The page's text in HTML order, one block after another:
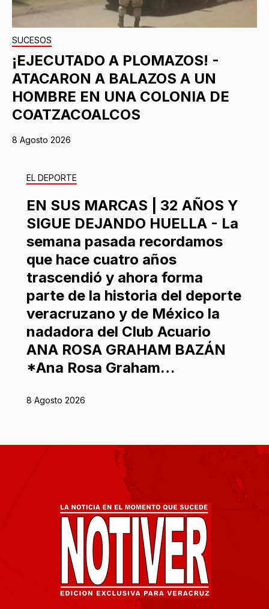
SUCESOS
¡EJECUTADO A PLOMAZOS! -
ATACARON A BALAZOS A UN
HOMBRE EN UNA COLONIA DE
COATZACOALCOS
8 Agosto 2026
EL DEPORTE
EN SUS MARCAS | 32 AÑOS Y
SIGUE DEJANDO HUELLA - La
semana pasada recordamos
que hace cuatro años
trascendió y ahora forma
parte de la historia del deporte
veracruzano y de México la
nadadora del Club Acuario
ANA ROSA GRAHAM BAZÁN
*Ana Rosa Graham…
8 Agosto 2026